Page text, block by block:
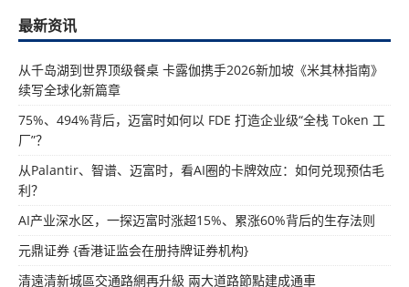
最新资讯
从千岛湖到世界顶级餐桌 卡露伽携手2026新加坡《米其林指南》
续写全球化新篇章
75%、494%背后，迈富时如何以 FDE 打造企业级“全栈 Token 工
厂”？
从Palantir、智谱、迈富时，看AI圈的卡牌效应：如何兑现预估毛
利？
AI产业深水区，一探迈富时涨超15%、累涨60%背后的生存法则
元鼎证券 {香港证监会在册持牌证券机构}
清遠清新城區交通路網再升級 兩大道路節點建成通車